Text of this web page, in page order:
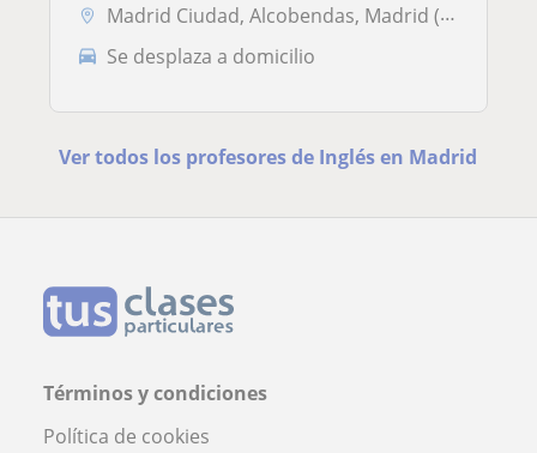
Madrid Ciudad, Alcobendas, Madrid (Ciudad)
Se desplaza a domicilio
Ver todos los profesores de Inglés en Madrid
Términos y condiciones
Política de cookies